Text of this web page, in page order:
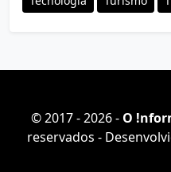
© 2017 - 2026 - O
reservados -